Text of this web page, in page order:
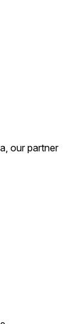
our partner